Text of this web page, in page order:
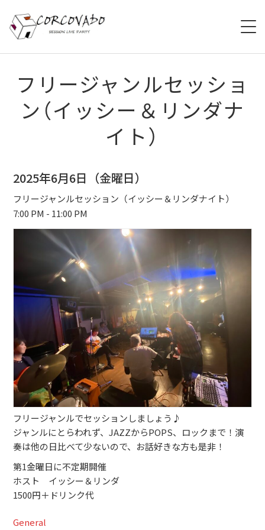
ABOUT
SCHEDULE
MENU
CONTACT
ブッキングライブ出演者募集！！
楽器機材等
初心者POPS
フリージャンルセッショ
ン（イッシー＆リンダナ
イト）
2025年6月6日（金曜日）
フリージャンルセッション（イッシー＆リンダナイト）
7:00 PM - 11:00 PM
フリージャンルでセッションしましょう♪
ジャンルにとらわれず、JAZZからPOPS、ロックまで！演
奏は他の日比べて少ないので、お話好きな方も是非！
第1金曜日に不定期開催
ホスト イッシー＆リンダ
1500円＋ドリンク代
General